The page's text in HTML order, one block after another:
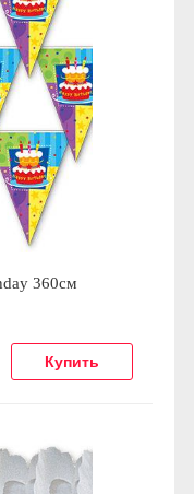
360см